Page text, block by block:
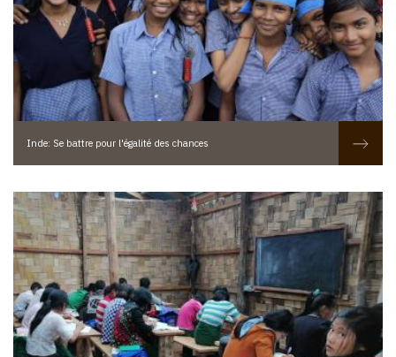
Inde: Se battre pour l'égalité des chances